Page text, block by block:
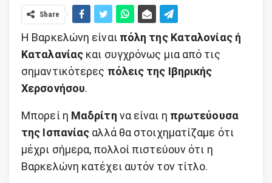
Share
Η Βαρκελώνη είναι πόλη της Καταλονίας ή
Καταλανίας και συγχρόνως μια από τις
σημαντικότερες πόλεις της Ιβηρικής
Χερσονήσου.
Μπορεί η Μαδρίτη να είναι η πρωτεύουσα
της Ισπανίας αλλά θα στοιχηματίζαμε ότι
μέχρι σήμερα, πολλοί πιστεύουν ότι η
Βαρκελώνη κατέχει αυτόν τον τίτλο.